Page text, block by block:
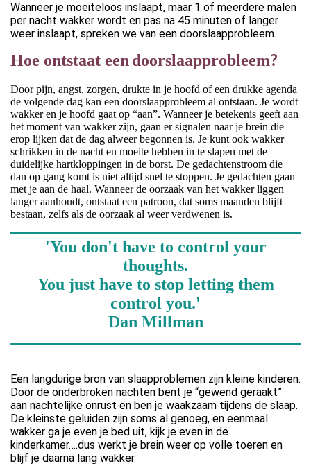
Wanneer je moeiteloos inslaapt, maar 1 of meerdere malen
per nacht wakker wordt en pas na 45 minuten of langer
weer inslaapt, spreken we van een doorslaapprobleem.
Hoe ontstaat eendoorslaapprobleem?
Door pijn, angst, zorgen, drukte in je hoofd of een drukke agenda
de volgende dag kan een doorslaapprobleem al ontstaan. Je wordt
wakker en je hoofd gaat op “aan”. Wanneer je betekenis geeft aan
het moment van wakker zijn, gaan er signalen naar je brein die
erop lijken dat de dag alweer begonnen is. Je kunt ook wakker
schrikken in de nacht en moeite hebben in te slapen met de
duidelijke hartkloppingen in de borst. De gedachtenstroom die
dan op gang komt is niet altijd snel te stoppen. Je gedachten gaan
met je aan de haal. Wanneer de oorzaak van het wakker liggen
langer aanhoudt, ontstaat een patroon, dat soms maanden blijft
bestaan, zelfs als de oorzaak al weer verdwenen is.
'You don't have to control your
thoughts.
You just have to stop letting them
control you.'
Dan Millman
Een langdurige bron van slaapproblemen zijn kleine kinderen.
Door de onderbroken nachten bent je “gewend geraakt”
aan nachtelijke onrust en ben je waakzaam tijdens de slaap.
De kleinste geluiden zijn soms al genoeg, en eenmaal
wakker ga je even je bed uit, kijk je even in de
kinderkamer….dus werkt je brein weer op volle toeren en
blijf je daarna lang wakker.